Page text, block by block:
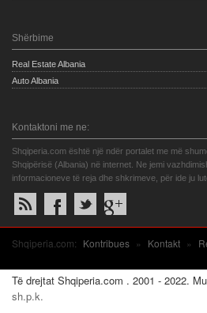
Shërbime
Real Estate Albania
Auto Albania
Kontaktoni me ne:
Shqiperia.com është një ndër portalet me më
Shqipërisë (Albania) në internet. Ne jemi
informacioneve të reja dhe shkrimeve, për ide ju
Shqiperia.com: Kontribues » Kontakt »
Të drejtat Shqiperia.com . 2001 - 2022.
sh.p.k.